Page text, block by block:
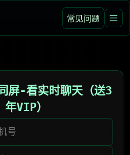
常见问题
屏-看实时聊天（送3
年VIP）